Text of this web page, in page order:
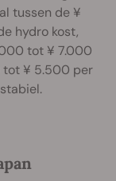
tussen de ¥
hydro kost,
tot ¥ 7.000
tot ¥ 5.500 per